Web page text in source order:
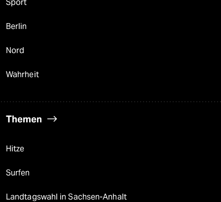
Sport
Berlin
Nord
Wahrheit
Themen
Hitze
Surfen
Landtagswahl in Sachsen-Anhalt